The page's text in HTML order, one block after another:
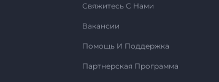
Свяжитесь С Нами
Вакансии
Помощь И Поддержка
Партнерская Программа